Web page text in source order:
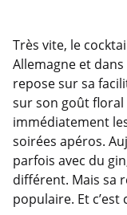
Très vite, le
Allemagne et dans
repose sur sa
sur son goût
immédiatement
soirées apéros.
parfois avec du
différent. Mais sa
populaire. Et